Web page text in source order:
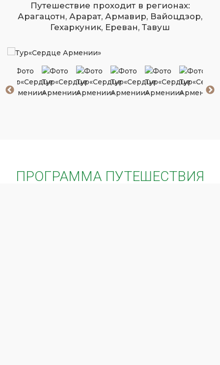
Путешествие проходит в регионах:
Арагацотн, Арарат, Армавир, Вайоцдзор,
Гехаркуник, Ереван, Тавуш
ПРОГРАММА ПУТЕШЕСТВИЯ